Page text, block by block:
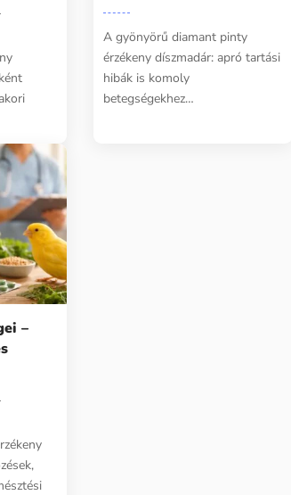
A gyönyörű diamant pinty
érzékeny díszmadár: apró tartási
hibák is komoly
betegségekhez…
–